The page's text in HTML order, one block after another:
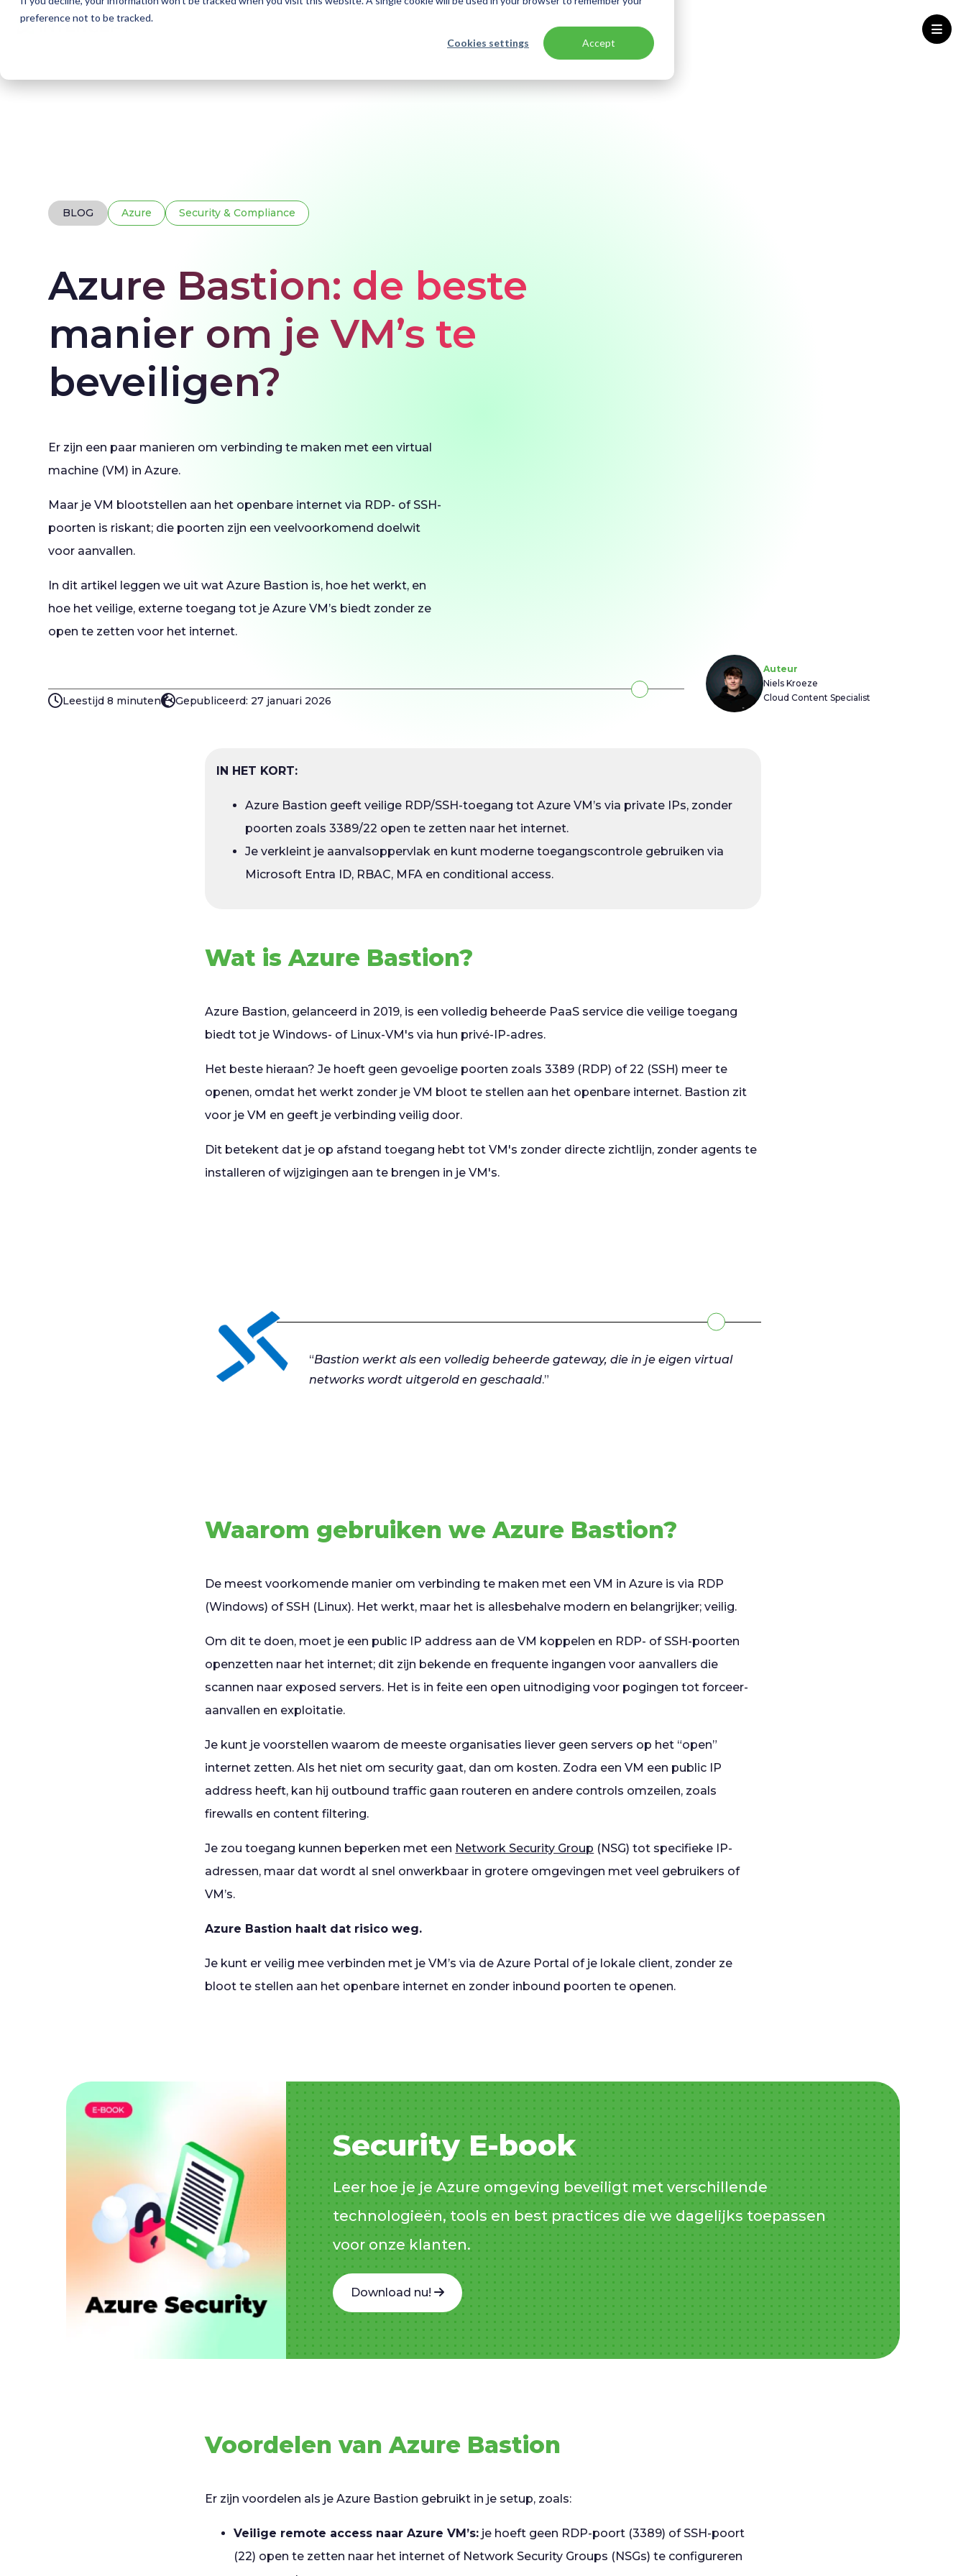
preference not to be tracked.
Cookies settings Accept
BLOG Azure Security & Compliance
Azure Bastion: de beste
manier om je VM’s te
beveiligen?
Er zijn een paar manieren om verbinding te maken met een virtual
machine (VM) in Azure.
Maar je VM blootstellen aan het openbare internet via RDP- of SSH-
poorten is riskant; die poorten zijn een veelvoorkomend doelwit
voor aanvallen.
In dit artikel leggen we uit wat Azure Bastion is, hoe het werkt, en
hoe het veilige, externe toegang tot je Azure VM’s biedt zonder ze
open te zetten voor het internet.
Auteur
Niels Kroeze
Cloud Content Specialist
Leestijd 8 minuten Gepubliceerd: 27 januari 2026
IN HET KORT:
Azure Bastion geeft veilige RDP/SSH-toegang tot Azure VM’s via private IPs, zonder
poorten zoals 3389/22 open te zetten naar het internet.
Je verkleint je aanvalsoppervlak en kunt moderne toegangscontrole gebruiken via
Microsoft Entra ID, RBAC, MFA en conditional access.
Wat is Azure Bastion?
Azure Bastion, gelanceerd in 2019, is een volledig beheerde PaaS service die veilige toegang
biedt tot je Windows- of Linux-VM's via hun privé-IP-adres.
Het beste hieraan? Je hoeft geen gevoelige poorten zoals 3389 (RDP) of 22 (SSH) meer te
openen, omdat het werkt zonder je VM bloot te stellen aan het openbare internet. Bastion zit
voor je VM en geeft je verbinding veilig door.
Dit betekent dat je op afstand toegang hebt tot VM's zonder directe zichtlijn, zonder agents te
installeren of wijzigingen aan te brengen in je VM's.
“Bastion werkt als een volledig beheerde gateway, die in je eigen virtual
networks wordt uitgerold en geschaald.”
Waarom gebruiken we Azure Bastion?
De meest voorkomende manier om verbinding te maken met een VM in Azure is via RDP
(Windows) of SSH (Linux). Het werkt, maar het is allesbehalve modern en belangrijker; veilig.
Om dit te doen, moet je een public IP address aan de VM koppelen en RDP- of SSH-poorten
openzetten naar het internet; dit zijn bekende en frequente ingangen voor aanvallers die
scannen naar exposed servers. Het is in feite een open uitnodiging voor pogingen tot forceer-
aanvallen en exploitatie.
Je kunt je voorstellen waarom de meeste organisaties liever geen servers op het “open”
internet zetten. Als het niet om security gaat, dan om kosten. Zodra een VM een public IP
address heeft, kan hij outbound traffic gaan routeren en andere controls omzeilen, zoals
firewalls en content filtering.
Je zou toegang kunnen beperken met een Network Security Group (NSG) tot specifieke IP-
adressen, maar dat wordt al snel onwerkbaar in grotere omgevingen met veel gebruikers of
VM’s.
Azure Bastion haalt dat risico weg.
Je kunt er veilig mee verbinden met je VM’s via de Azure Portal of je lokale client, zonder ze
bloot te stellen aan het openbare internet en zonder inbound poorten te openen.
Security E-book
Leer hoe je je Azure omgeving beveiligt met verschillende
technologieën, tools en best practices die we dagelijks toepassen
voor onze klanten.
Download nu!
Voordelen van Azure Bastion
Er zijn voordelen als je Azure Bastion gebruikt in je setup, zoals:
Veilige remote access naar Azure VM’s: je hoeft geen RDP-poort (3389) of SSH-poort
(22) open te zetten naar het internet of Network Security Groups (NSGs) te configureren